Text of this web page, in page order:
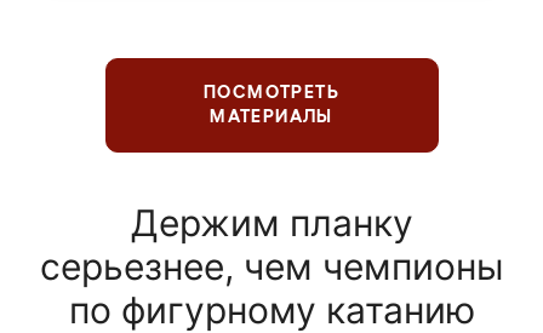
ПОСМОТРЕТЬ
МАТЕРИАЛЫ
Держим планку
серьезнее, чем чемпионы
по фигурному катанию